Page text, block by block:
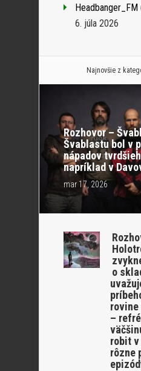
6. júla 2026
Najnovšie z
Rozhovor –
Švablastu bol v
nápadov
napríklad v
mar 17, 2026
o
rovine
–
robit
rôzne